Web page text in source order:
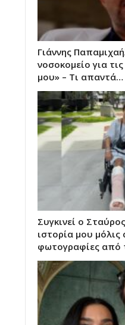
Γιάννης
νοσοκομείο για
μου» – Τι απαντά…
Συγκινεί ο
ιστορία μου μόλις
φωτογραφίες από